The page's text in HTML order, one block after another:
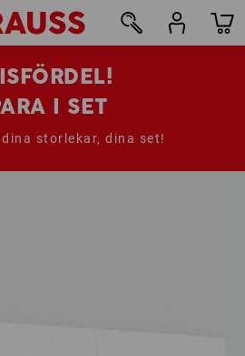
I SET
storlekar, dina set!